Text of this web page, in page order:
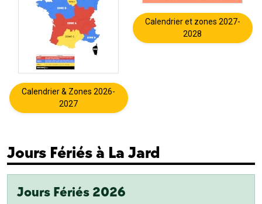
Calendrier & Zones 2026-
2027
Calendrier et zones 2027-
2028
Jours Fériés à La Jard
Jours Fériés 2026